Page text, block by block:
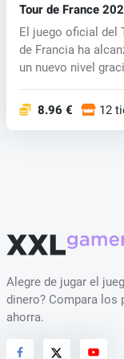
Tour de France
(PC) key
El juego oficial del
de Francia ha
un nuevo nivel
8.96 € 12
Alegre de jugar el
dinero? Compara
ahorra.